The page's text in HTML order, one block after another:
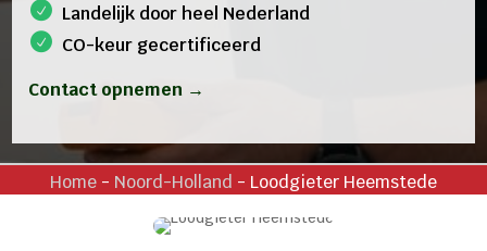
Landelijk door heel Nederland
CO-keur gecertificeerd
Contact opnemen →
Home- Noord-Holland - Loodgieter Heemstede